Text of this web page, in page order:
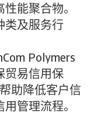
能聚合物。
类及服务行
Polymers
贸易信用保
助降低客户信
管理流程。